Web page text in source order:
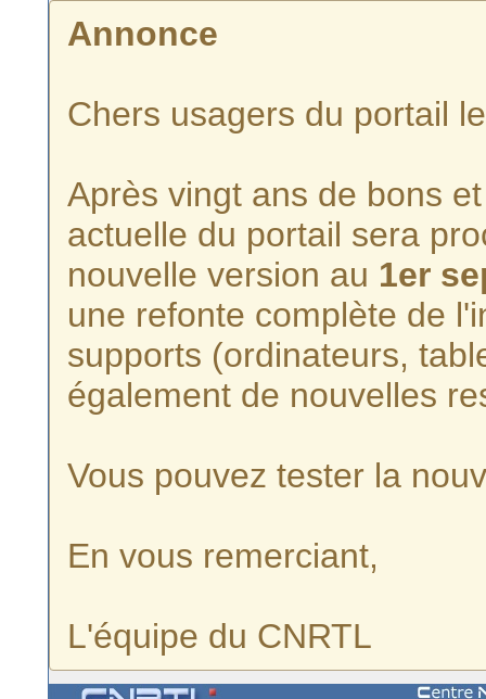
Annonce
Chers usagers du portail
Après vingt ans de bons
actuelle du portail sera
nouvelle version au 1er
une refonte complète de
supports (ordinateurs,
également de nouvelles
Vous pouvez tester la
En vous remerciant,
L'équipe du CNRTL